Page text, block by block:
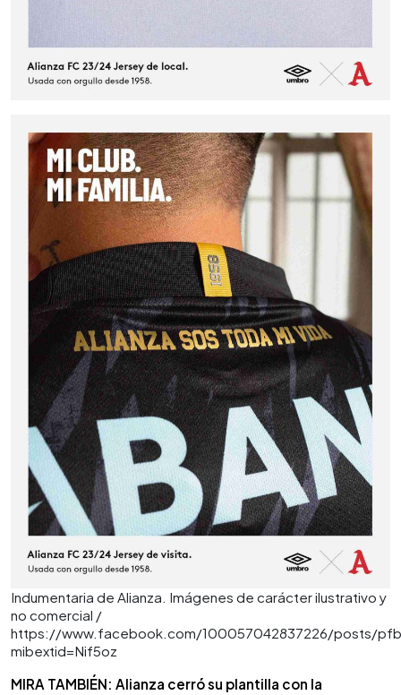
Indumentaria de Alianza. Imágenes de carácter ilustrativo y
no comercial /
https://www.facebook.com/100057042837226/posts/
mibextid=Nif5oz
MIRA TAMBIÉN: Alianza cerró su plantilla con la